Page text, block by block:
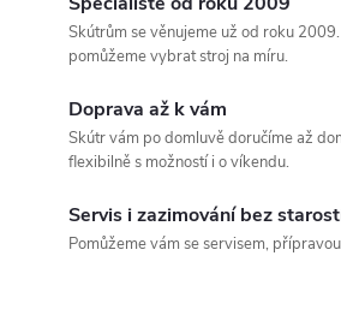
Skútrům se věnujeme už od roku
pomůžeme vybrat stroj na míru.
Doprava až k vám
Skútr vám po domluvě doručíme až
flexibilně s možností i o víkendu.
Servis i zazimování bez
Pomůžeme vám se servisem,